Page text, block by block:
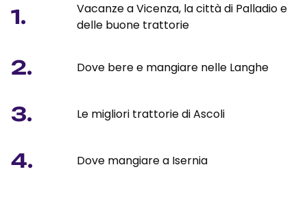
1.
Vacanze a Vicenza, la città di Palladio e
delle buone trattorie
2. Dove bere e mangiare nelle Langhe
3. Le migliori trattorie di Ascoli
4. Dove mangiare a Isernia